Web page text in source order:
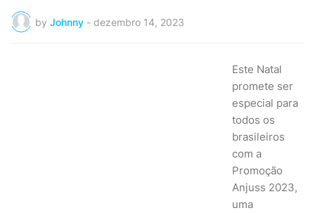
by Johnny - dezembro 14, 2023
Este Natal
promete ser
especial para
todos os
brasileiros
com a
Promoção
Anjuss 2023,
uma